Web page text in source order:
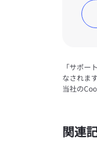
「サポー
なされま
当社の
関連